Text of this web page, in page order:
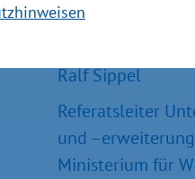
Kontakt
Ralf Sippel
Referatsleiter
und
Ministerium für